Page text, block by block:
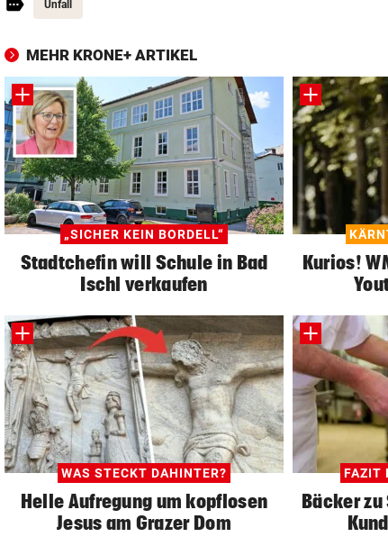
Unfall
MEHR KRONE+ ARTIKEL
„SICHER KEIN BORDELL“
Stadtchefin will Schule in Bad
Ischl verkaufen
Kurios!
WAS STECKT DAHINTER?
Helle Aufregung um kopflosen
Jesus am Grazer Dom
FAZIT
Bäcker